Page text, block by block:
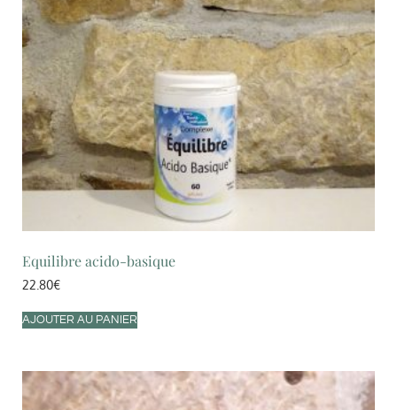
Equilibre acido-basique
22.80€
AJOUTER AU PANIER